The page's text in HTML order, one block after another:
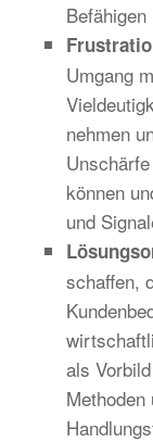
Umgang
nehmen
können
und
schaffen,
als
Methoden